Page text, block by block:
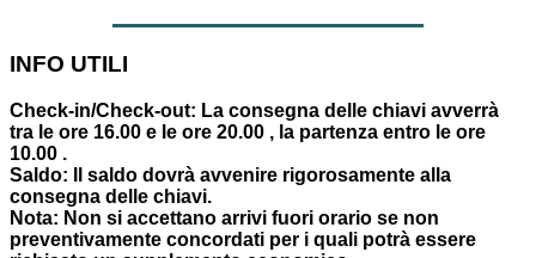
INFO UTILI
Check-in/Check-out: La consegna delle chiavi avverrà
tra le ore 16.00 e le ore 20.00 , la partenza entro le ore
10.00 .
Saldo: Il saldo dovrà avvenire rigorosamente alla
consegna delle chiavi.
Nota: Non si accettano arrivi fuori orario se non
preventivamente concordati per i quali potrà essere